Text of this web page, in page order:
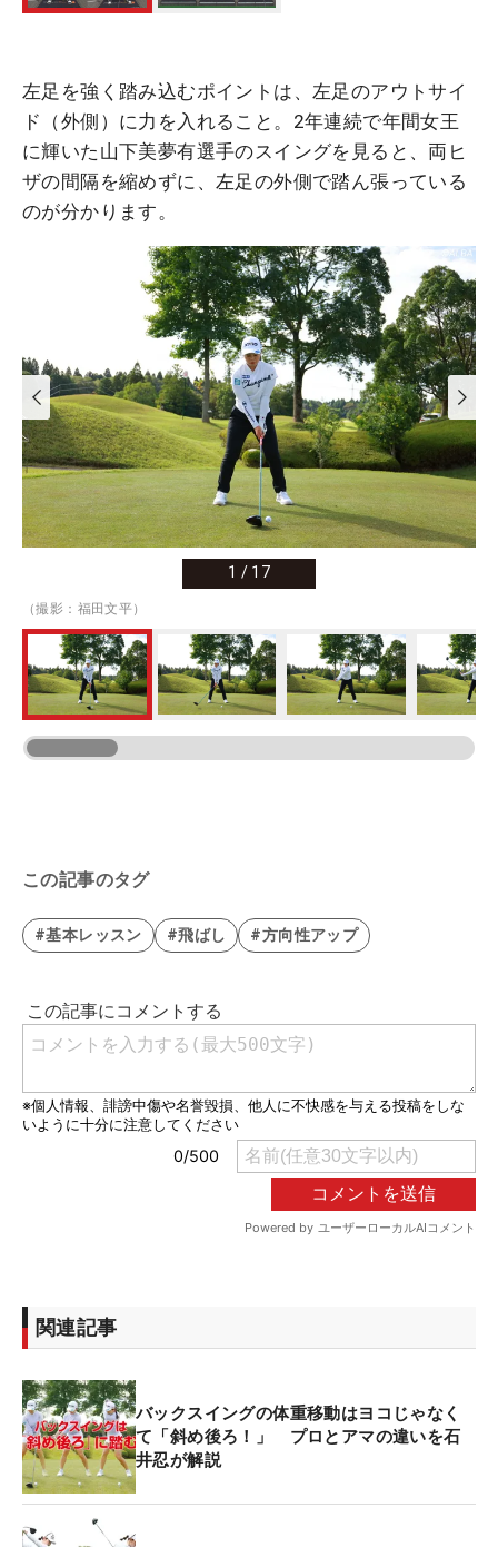
左足を強く踏み込むポイントは、左足のアウトサイ
ド（外側）に力を入れること。2年連続で年間女王
に輝いた山下美夢有選手のスイングを見ると、両ヒ
ザの間隔を縮めずに、左足の外側で踏ん張っている
のが分かります。
1 / 17
（撮影：福田文平）
この記事のタグ
#基本レッスン #飛ばし #方向性アップ
関連記事
バックスイングの体重移動はヨコじゃなく
て「斜め後ろ！」 プロとアマの違いを石
井忍が解説